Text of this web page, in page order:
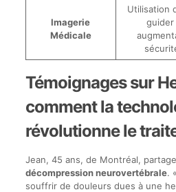
Imagerie
Médicale
Utilisation
Témoignages sur
comment la
révolutionne le
Jean, 45 ans, de Montréal,
décompression neurovertébrale.
souffrir de douleurs dues à une